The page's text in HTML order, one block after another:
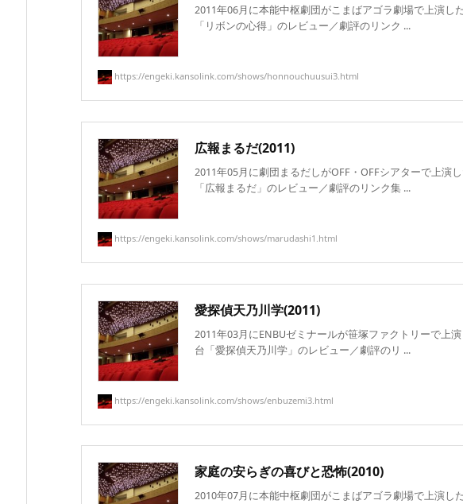
2011年06月に本能中枢劇団がこまばアゴラ劇場で上演し
「リボンの心得」のレビュー／劇評のリンク ...
https://engeki.kansolink.com/shows/honnouchuusui3.html
広報まるだ(2011)
2011年05月に劇団まるだしがOFF・OFFシアターで上演
「広報まるだ」のレビュー／劇評のリンク集 ...
https://engeki.kansolink.com/shows/marudashi1.html
愛探偵天乃川学(2011)
2011年03月にENBUゼミナールが笹塚ファクトリーで上
台「愛探偵天乃川学」のレビュー／劇評のリ ...
https://engeki.kansolink.com/shows/enbuzemi3.html
家庭の安らぎの喜びと恐怖(2010)
2010年07月に本能中枢劇団がこまばアゴラ劇場で上演し